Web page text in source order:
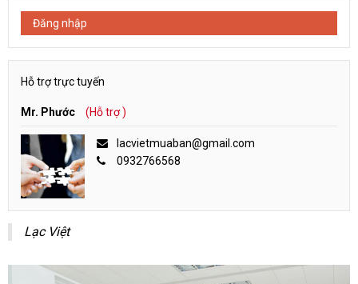
Đăng nhập
Hỗ trợ trực tuyến
Mr. Phước (Hỗ trợ )
lacvietmuaban@gmail.com
0932766568
Lạc Việt